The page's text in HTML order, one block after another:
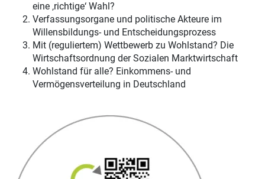
eine ‚richtige‘ Wahl?
Verfassungsorgane und politische Akteure im
Willensbildungs- und Entscheidungsprozess
Mit (reguliertem) Wettbewerb zu Wohlstand? Die
Wirtschaftsordnung der Sozialen Marktwirtschaft
Wohlstand für alle? Einkommens- und
Vermögensverteilung in Deutschland